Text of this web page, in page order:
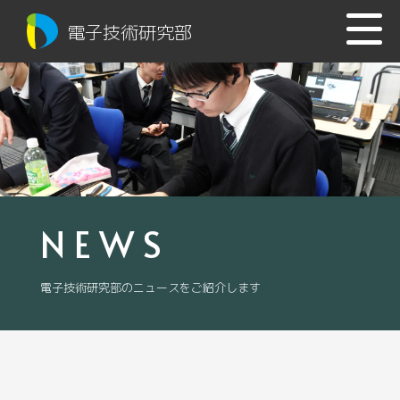
電子技術研究部
NEWS
電子技術研究部のニュースをご紹介します